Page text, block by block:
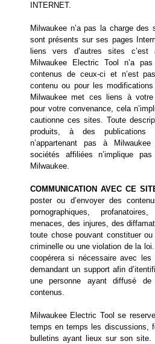
INTERNET.
Milwaukee n’a pas la charge
sont présents sur ses pages
liens vers d’autres sites
Milwaukee Electric Tool n’a
contenus de ceux-ci et n’est
contenu ou pour les
Milwaukee met ces liens à votre
pour votre convenance, cela
cautionne ces sites. Toute
produits, à des
n’appartenant pas à
sociétés affiliées n’implique
Milwaukee.
COMMUNICATION AVEC CE
poster ou d’envoyer des
pornographiques,
menaces, des injures, des
toute chose pouvant constituer
criminelle ou une violation de la
coopérera si nécessaire avec
demandant un support afin
une personne ayant diffusé
contenus.
Milwaukee Electric Tool se
temps en temps les discussions,
bulletins ayant lieux sur son site.